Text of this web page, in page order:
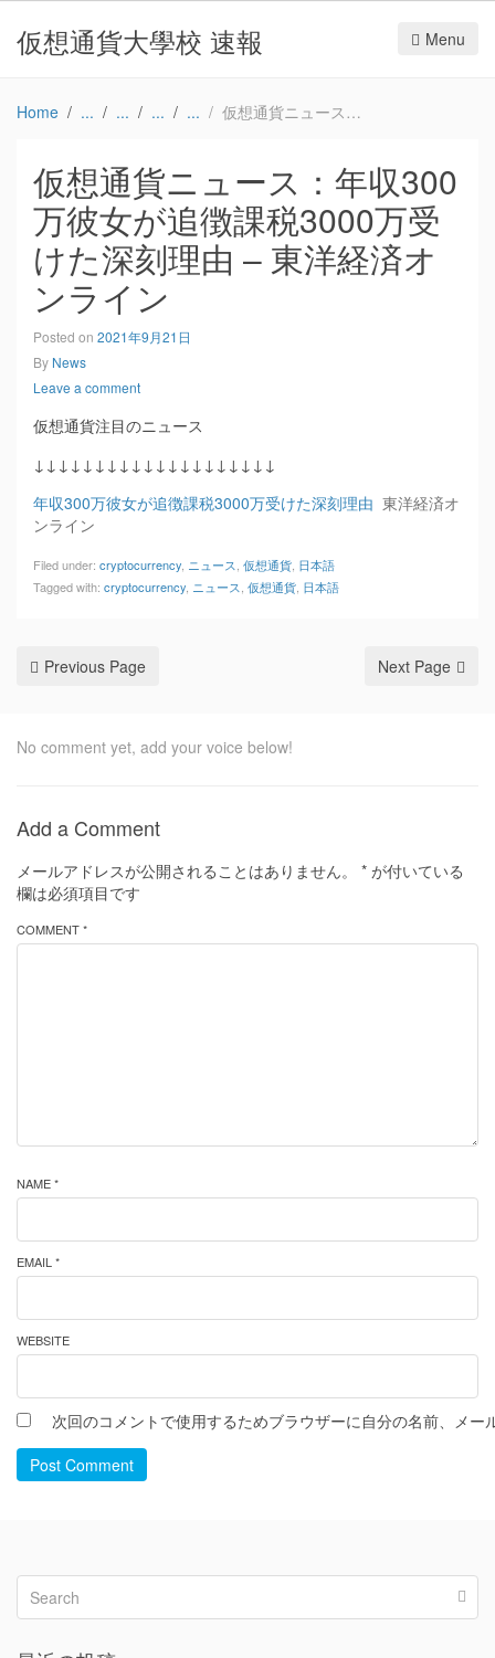
仮想通貨大學校 速報 Menu
Home 仮想通貨ニュース：年収300万彼女が追徴課税3000万受けた深刻理由 – 東洋経済オンライン
仮想通貨ニュース：年収300
万彼女が追徴課税3000万受
けた深刻理由 – 東洋経済オ
ンライン
Posted on 2021年9月21日
By News
Leave a comment
仮想通貨注目のニュース
↓↓↓↓↓↓↓↓↓↓↓↓↓↓↓↓↓↓↓↓
年収300万彼女が追徴課税3000万受けた深刻理由 東洋経済オ
ンライン
Filed under: cryptocurrency ニュース 仮想通貨 日本語
Tagged with: cryptocurrency ニュース 仮想通貨 日本語
Previous Page Next Page
No comment yet, add your voice below!
Add a Comment
メールアドレスが公開されることはありません。 * が付いている
欄は必須項目です
COMMENT *
NAME *
EMAIL *
WEBSITE
次回のコメントで使用するためブラウザーに自分の名前、メー
Post Comment